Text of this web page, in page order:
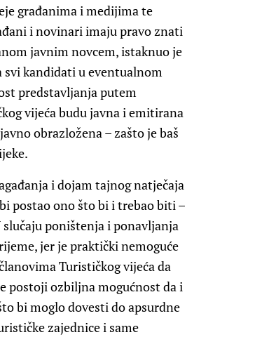
građanima i medijima te
i novinari imaju pravo znati
javnim novcem, istaknuo je
svi kandidati u eventualnom
predstavljanja putem
vijeća budu javna i emitirana
obrazložena – zašto je baš
i dojam tajnog natječaja
postao ono što bi i trebao biti –
poništenja i ponavljanja
jer je praktički nemoguće
Turističkog vijeća da
postoji ozbiljna mogućnost da i
bi moglo dovesti do apsurdne
zajednicei same